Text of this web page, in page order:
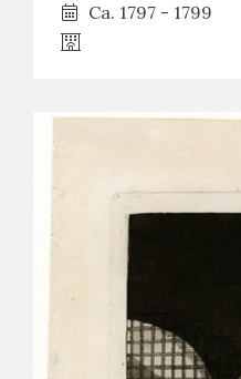
Ca. 1797 - 1799